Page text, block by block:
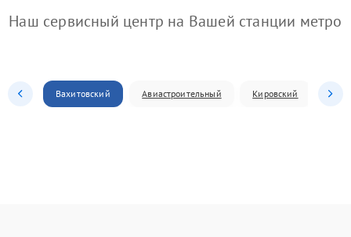
Наш сервисный центр на Вашей станции метро
Вахитовский Авиастроительный Кировский